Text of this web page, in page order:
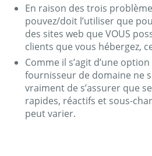
En raison des trois
pouvez/doit l’utiliser que
des sites web que VOUS
clients que vous hébergez,
Comme il s’agit d’une
fournisseur de domaine ne
vraiment de s’assurer que
rapides, réactifs et sous-
peut varier.